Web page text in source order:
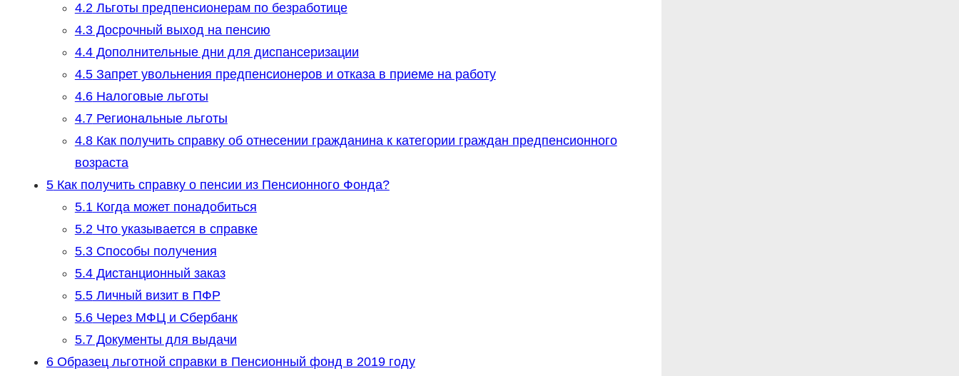
4.2Льготы предпенсионерам по безработице
4.3Досрочный выход на пенсию
4.4Дополнительные дни для диспансеризации
4.5Запрет увольнения предпенсионеров и отказа в приеме на работу
4.6Налоговые льготы
4.7Региональные льготы
4.8Как получить справку об отнесении гражданина к категории граждан предпенсионного
возраста
5Как получить справку о пенсии из Пенсионного Фонда?
5.1Когда может понадобиться
5.2Что указывается в справке
5.3Способы получения
5.4Дистанционный заказ
5.5Личный визит в ПФР
5.6Через МФЦ и Сбербанк
5.7Документы для выдачи
6Образец льготной справки в Пенсионный фонд в 2019 году